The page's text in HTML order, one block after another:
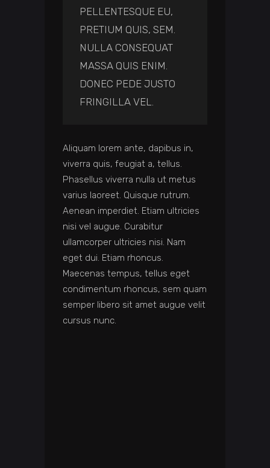
PELLENTESQUE EU,
PRETIUM QUIS, SEM.
NULLA CONSEQUAT
MASSA QUIS ENIM.
DONEC PEDE JUSTO
FRINGILLA VEL.
Aliquam lorem ante, dapibus in,
viverra quis, feugiat a, tellus.
Phasellus viverra nulla ut metus
varius laoreet. Quisque rutrum.
Aenean imperdiet. Etiam ultricies
nisi vel augue. Curabitur
ullamcorper ultricies nisi. Nam
eget dui. Etiam rhoncus.
Maecenas tempus, tellus eget
condimentum rhoncus, sem quam
semper libero sit amet augue velit
cursus nunc.